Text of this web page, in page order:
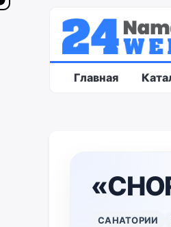
Главная
САНАТОРИИ